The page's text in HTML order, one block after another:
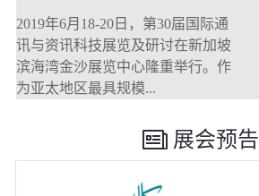
CommunicAsia 2019
2019年6月18-20日，第30届国际通
讯与资讯科技展览及研讨在新加坡
滨海湾金沙展览中心隆重举行。作
为亚太地区最具规模...
展会预告